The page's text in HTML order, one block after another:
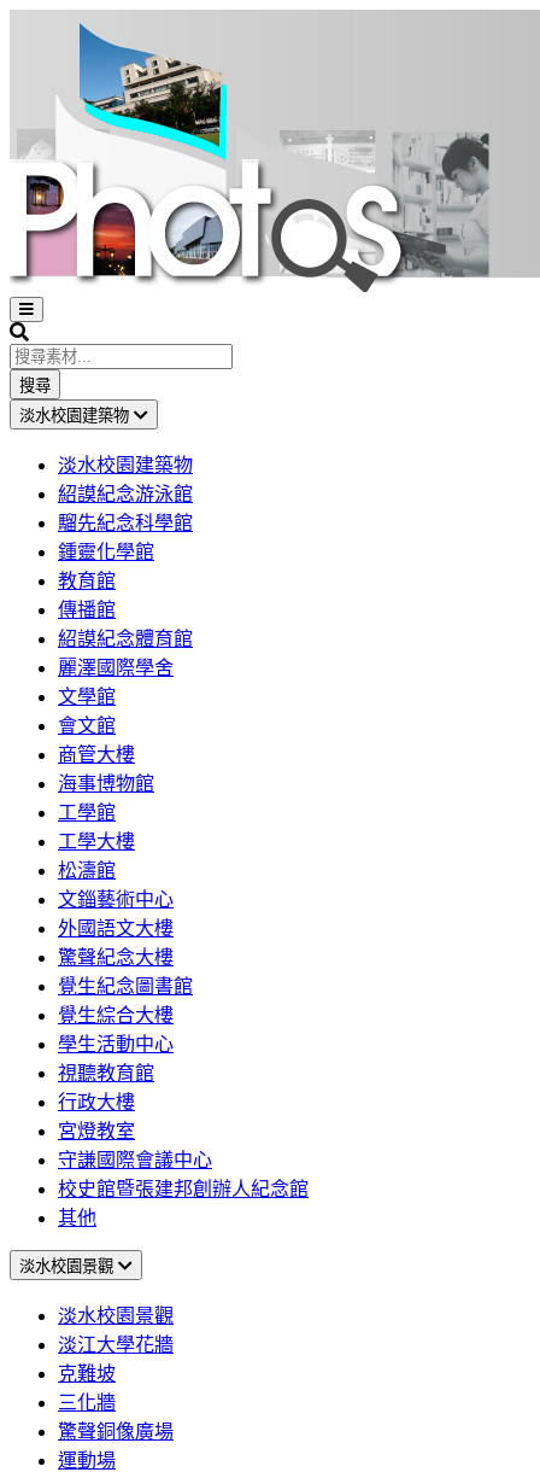
Open
sidebar
Search
搜尋
淡水校園建築物
淡水校園建築物
紹謨紀念游泳館
騮先紀念科學館
鍾靈化學館
教育館
傳播館
紹謨紀念體育館
麗澤國際學舍
文學館
會文館
商管大樓
海事博物館
工學館
工學大樓
松濤館
文錙藝術中心
外國語文大樓
驚聲紀念大樓
覺生紀念圖書館
覺生綜合大樓
學生活動中心
視聽教育館
行政大樓
宮燈教室
守謙國際會議中心
校史館暨張建邦創辦人紀念館
其他
淡水校園景觀
淡水校園景觀
淡江大學花牆
克難坡
三化牆
驚聲銅像廣場
運動場